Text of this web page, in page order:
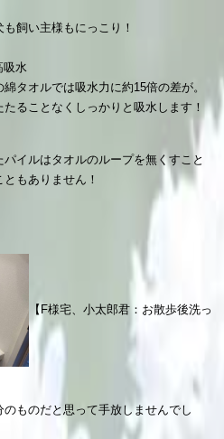
飼い主様もにっこり！
吸水
タオルでは吸水力に約15倍の差が。
ることなくしっかりと吸水します！
イルはタオルのループを無くすこと
もありません！
【F様宅、小太郎君：お散歩後洗っ
のものだと思って手放しませんでし